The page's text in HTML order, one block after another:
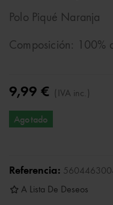
Polo Piqué Naranja
Composición: 100%
9,99 € (IVA inc.)
Agotado
Referencia:
A Lista De Deseos